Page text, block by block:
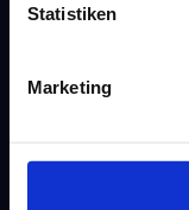
Statistiken
Marketing